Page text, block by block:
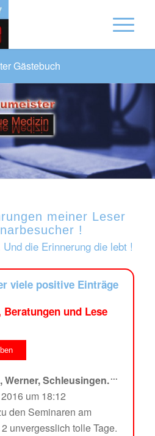
Gästebuch
meiner Leser
!
die Erinnerung die lebt !
viele positive Einträge
und Lese
Werner, Schleusingen.
um 18:12
den Seminaren am
unvergesslich tolle Tage.
...